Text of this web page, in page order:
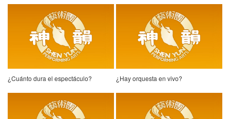
¿Cuánto dura el espectáculo? ¿Hay orquesta en vivo?